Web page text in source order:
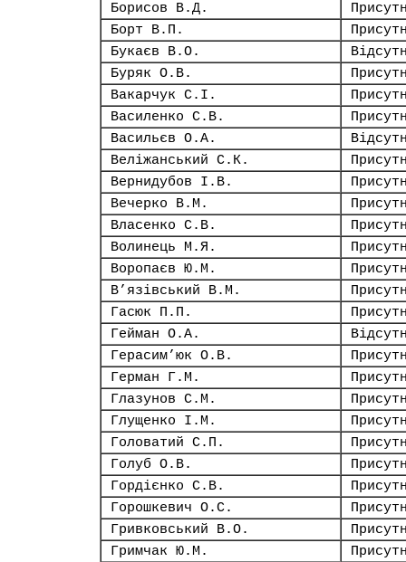
Борисов В.Д.
Борт В.П.
Букаєв В.О.
Буряк О.В.
Вакарчук С.І.
Василенко С.В.
Васильєв О.А.
Веліжанський С.К.
Вернидубов І.В.
Вечерко В.М.
Власенко С.В.
Волинець М.Я.
Воропаєв Ю.М.
В’язівський В.М.
Гасюк П.П.
Гейман О.А.
Герасим’юк О.В.
Герман Г.М.
Глазунов С.М.
Глущенко І.М.
Головатий С.П.
Голуб О.В.
Гордієнко С.В.
Горошкевич О.С.
Гривковський В.О.
Гримчак Ю.М.